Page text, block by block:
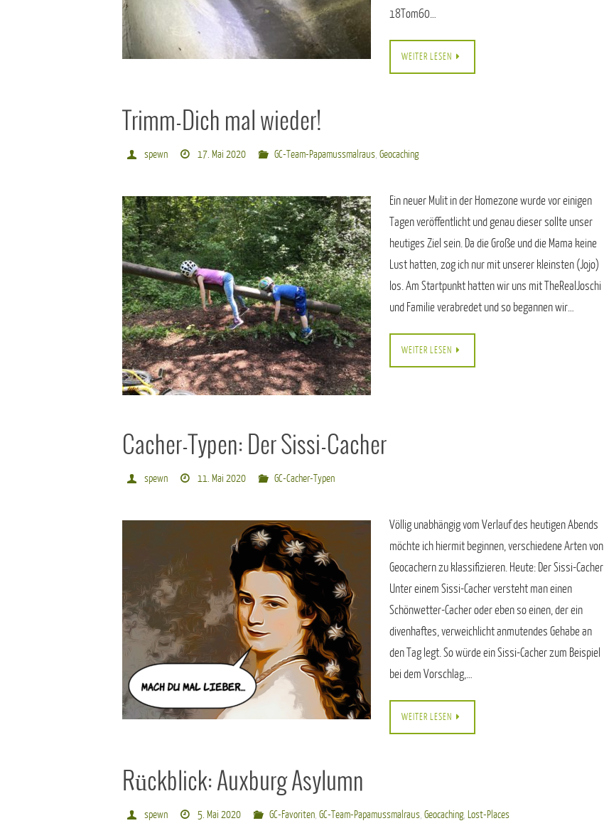
18Tom60…
WEITER LESEN
Trimm-Dich mal wieder!
spewn 17. Mai 2020 GC-Team-Papamussmalraus,Geocaching
Ein neuer Mulit in der Homezone wurde vor einigen
Tagen veröffentlicht und genau dieser sollte unser
heutiges Ziel sein. Da die Große und die Mama keine
Lust hatten, zog ich nur mit unserer kleinsten (Jojo)
los. Am Startpunkt hatten wir uns mit TheRealJoschi
und Familie verabredet und so begannen wir…
WEITER LESEN
Cacher-Typen: Der Sissi-Cacher
spewn 11. Mai 2020 GC-Cacher-Typen
Völlig unabhängig vom Verlauf des heutigen Abends
möchte ich hiermit beginnen, verschiedene Arten von
Geocachern zu klassifizieren. Heute: Der Sissi-Cacher
Unter einem Sissi-Cacher versteht man einen
Schönwetter-Cacher oder eben so einen, der ein
divenhaftes, verweichlicht anmutendes Gehabe an
den Tag legt. So würde ein Sissi-Cacher zum Beispiel
bei dem Vorschlag,…
WEITER LESEN
Rückblick: Auxburg Asylumn
spewn 5. Mai 2020 GC-Favoriten,GC-Team-Papamussmalraus,Geocaching, Lost-Places